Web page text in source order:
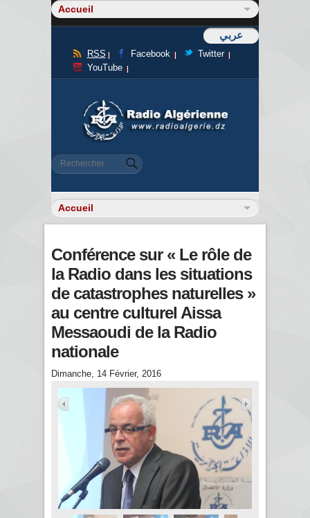
عربي
RSS Facebook
Twitter
YouTube
Formulaire de recherche
Rechercher
Conférence sur « Le rôle de
la Radio dans les situations
de catastrophes naturelles »
au centre culturel Aissa
Messaoudi de la Radio
nationale
Dimanche, 14 Février, 2016